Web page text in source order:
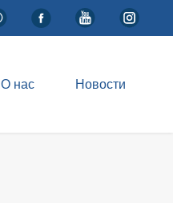
О нас Новости